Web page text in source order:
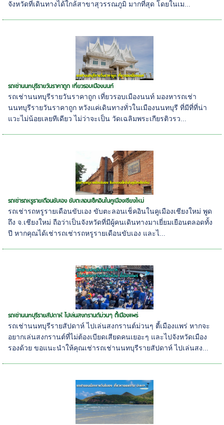
จังหวัดที่เดินทางได้ใกล้สาขาสุวรรณภูมิ มากที่สุด โดยในเม...
รถเช่านนทบุรีรายวันราคาถูก เที่ยวรอบเมืองนนท์
รถเช่านนทบุรีรายวันราคาถูก เที่ยวรอบเมืองนนท์ มองหารถเช่า
นนทบุรีรายวันราคาถูก หวังแค่เดินทางทั่วในเมืองนนทบุรี ที่มีที่ที่น่า
แวะไม่น้อยเลยทีเดียว ไม่ว่าจะเป็น วัดเฉลิมพระเกียรติวรว...
รถเช่ารถหรูรายเดือนขับเอง ขับตะลอนเช็คอินในคูเมืองเชียงใหม่
รถเช่ารถหรูรายเดือนขับเอง ขับตะลอนเช็คอินในคูเมืองเชียงใหม่ พูด
ถึง จ.เชียงใหม่ ถือว่าเป็นจังหวัดที่มีผู้คนเดินทางมาเยี่ยมเยือนตลอดทั้ง
ปี หากคุณได้เช่ารถเช่ารถหรูรายเดือนขับเอง และไ...
รถเช่านนทบุรีรายสัปดาห์ ไปเล่นสงกรานต์ม่วนๆ ตี้เมืองแพร่
รถเช่านนทบุรีรายสัปดาห์ ไปเล่นสงกรานต์ม่วนๆ ตี้เมืองแพร่ หากจะ
อยากเล่นสงกรานต์ที่ไม่ต้องเบียดเสียดคนเยอะๆ และไปจังหวัดเมือง
รองด้วย ขอแนะนำให้คุณเช่ารถเช่านนทบุรีรายสัปดาห์ ไปเล่นสง...